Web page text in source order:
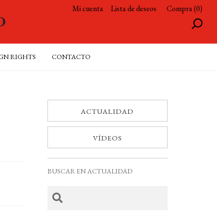
Mi cuenta Lista de deseos Compra (0)
RIGHTS CONTACTO
ACTUALIDAD
VÍDEOS
BUSCAR EN ACTUALIDAD